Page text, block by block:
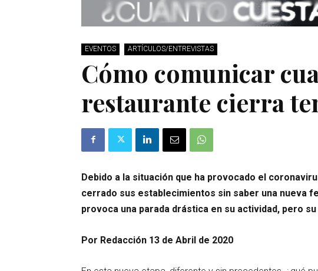
EVENTOS ARTÍCULOS/ENTREVISTAS
Cómo comunicar
restaurante cierra
Debido a la situación que ha provocado el
cerrado sus establecimientos sin saber una nueva
provoca una parada drástica en su actividad, pero
Por Redacción 13 de Abril de 2020